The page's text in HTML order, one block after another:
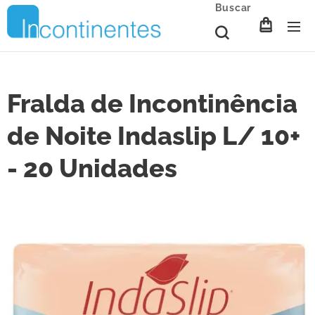
Buscar
Fralda de Incontinência
de Noite Indaslip L/ 10+
- 20 Unidades